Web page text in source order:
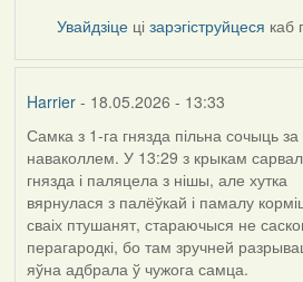
Увайдзіце цізарэгіструйцеся каб
Harrier- 18.05.2026 - 13:33
Самка з 1-га гнязда пільна сочыць за
наваколлем. У 13:29 з крыкам
гнязда і паляцела з нішы, але хутка
вярнулася з палёўкай і памалу
сваіх птушанят, стараючыся не
перагародкі, бо там зручней
яўна адбрала ў чужога самца.